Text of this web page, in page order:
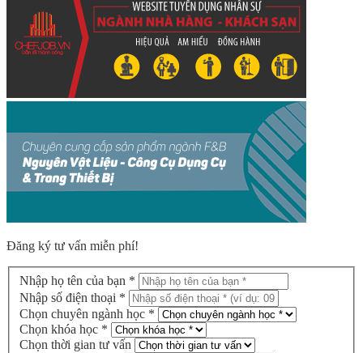
Đăng ký tư vấn miễn phí!
Nhập họ tên của bạn *
Nhập số điện thoại *
Chọn chuyên ngành học *
Chọn khóa học *
Chọn thời gian tư vấn